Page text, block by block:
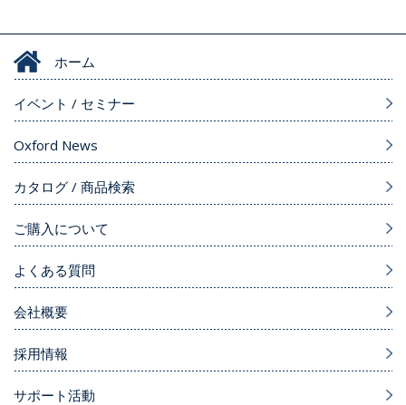
ホーム
イベント / セミナー
Oxford News
カタログ / 商品検索
ご購入について
よくある質問
会社概要
採用情報
サポート活動